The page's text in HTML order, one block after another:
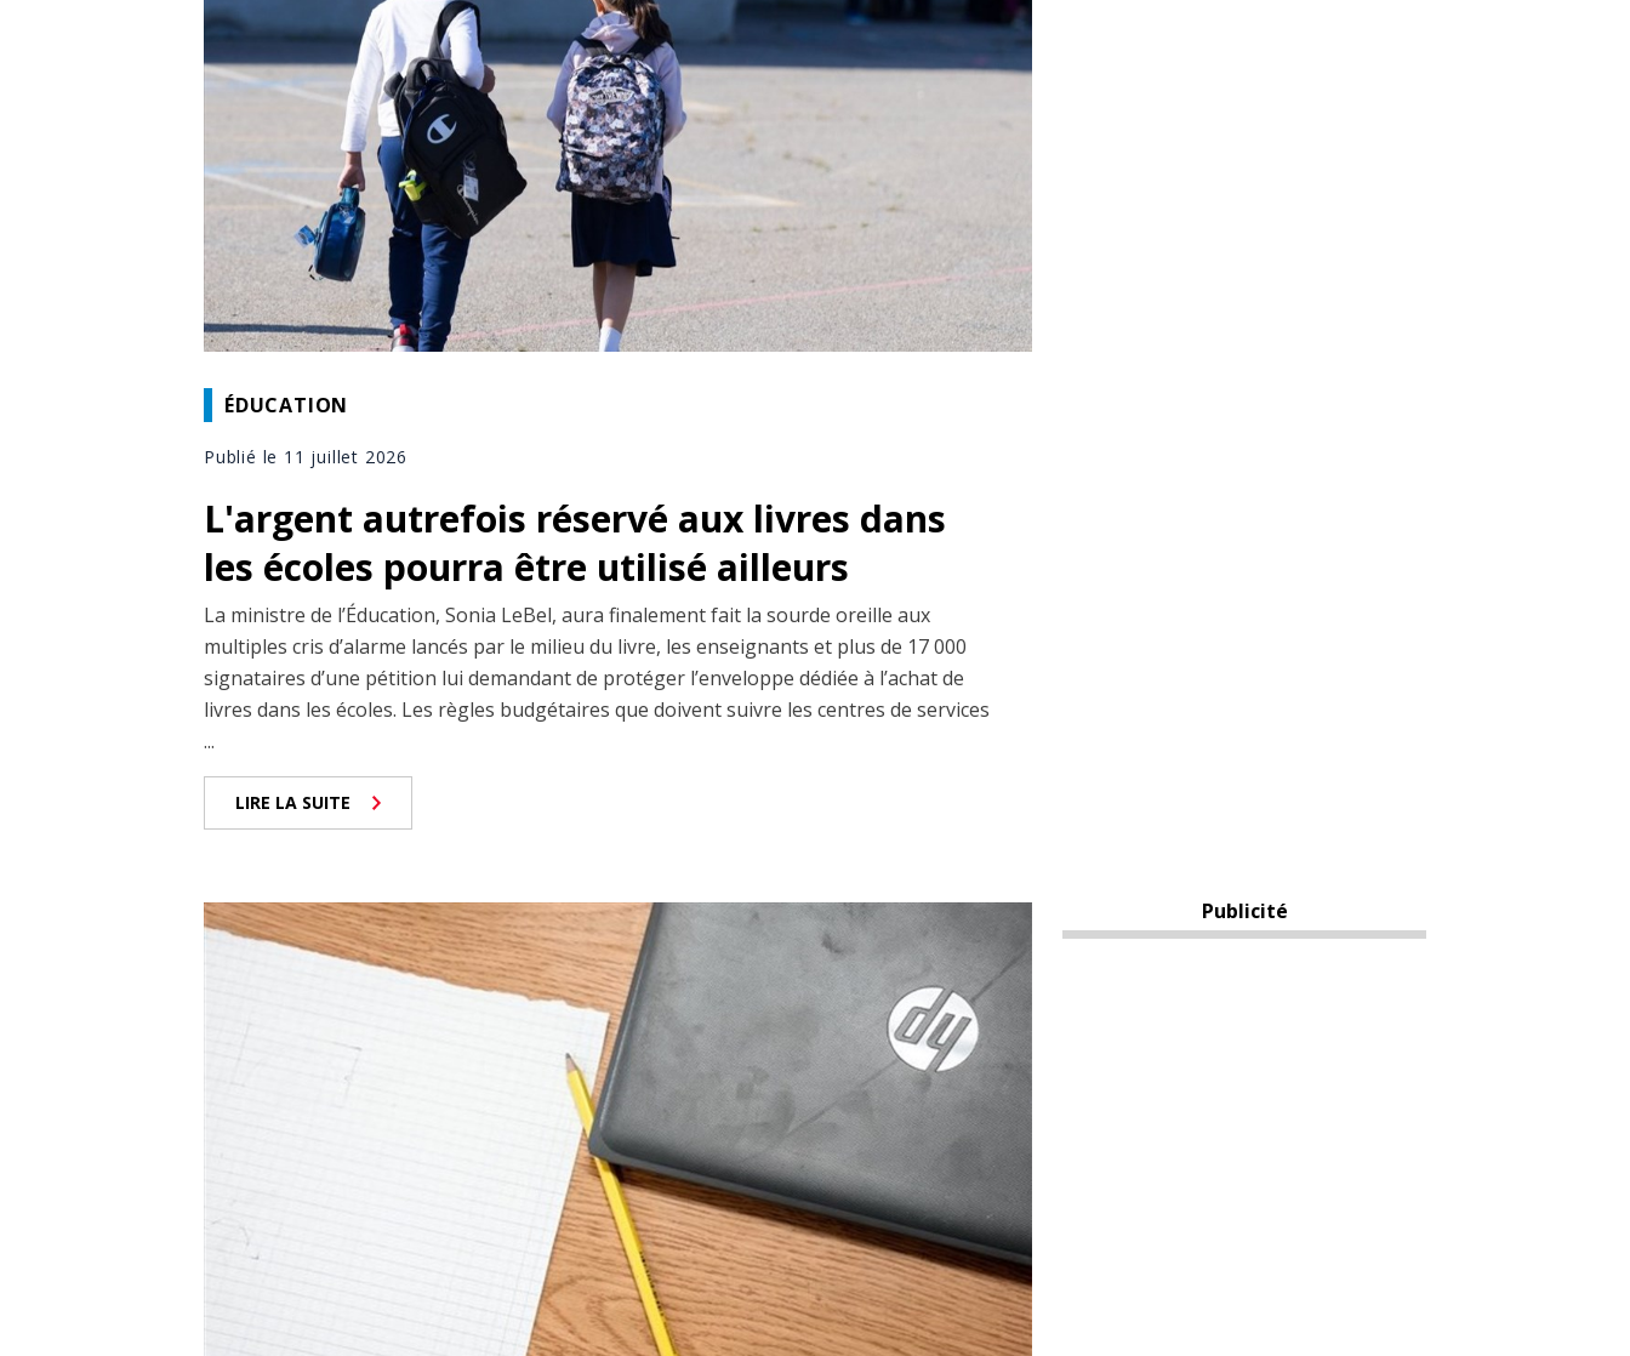
ÉDUCATION
Publié le 11 juillet 2026
L'argent autrefois réservé aux livres dans
les écoles pourra être utilisé ailleurs
La ministre de l’Éducation, Sonia LeBel, aura finalement fait la sourde oreille aux
multiples cris d’alarme lancés par le milieu du livre, les enseignants et plus de 17 000
signataires d’une pétition lui demandant de protéger l’enveloppe dédiée à l’achat de
livres dans les écoles. Les règles budgétaires que doivent suivre les centres de services
...
LIRE LA SUITE
Publicité